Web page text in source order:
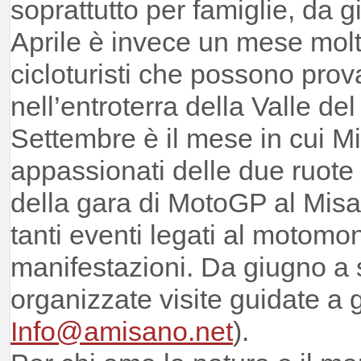
soprattutto per famiglie, da
Aprile è invece un mese
cicloturisti che possono
nell’entroterra della Valle
Settembre è il mese in cui
appassionati delle due
della gara di MotoGP al
tanti eventi legati al
manifestazioni. Da giugno a
organizzate visite guidate a
Info@amisano.net).